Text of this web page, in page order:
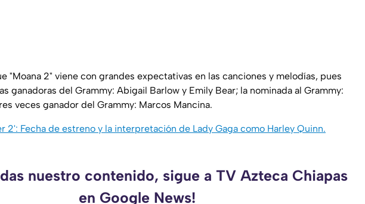
"Moana 2" viene con grandes expectativas en las canciones y melodías, pues
ganadoras del Grammy: Abigail Barlow y Emily Bear; la nominada al Grammy:
veces ganador del Grammy: Marcos Mancina.
2': Fecha de estreno y la interpretación de Lady Gaga como Harley Quinn.
nuestro contenido, sigue a TV Azteca Chiapas
en Google News!